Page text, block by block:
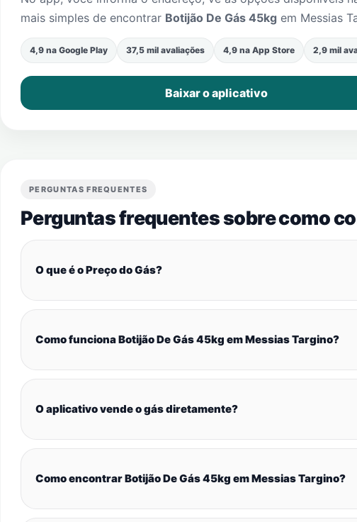
mais simples de encontrar Botijão De Gás 45kg em Messias
4,9 na Google Play 37,5 mil avaliações 4,9 na App Store 2,9 mil
Baixar o aplicativo
PERGUNTAS FREQUENTES
Perguntas frequentes sobre como
O que é o Preço do Gás?
Como funciona Botijão De Gás 45kg em Messias Targino?
O aplicativo vende o gás diretamente?
Como encontrar Botijão De Gás 45kg em Messias Targino?